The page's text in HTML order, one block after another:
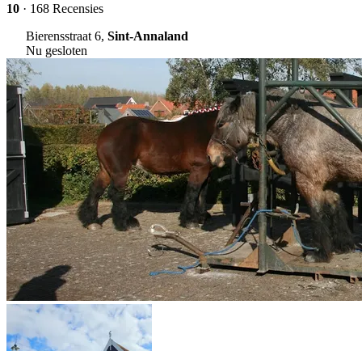
10 · 168 Recensies
Bierensstraat 6, Sint-Annaland
Nu gesloten